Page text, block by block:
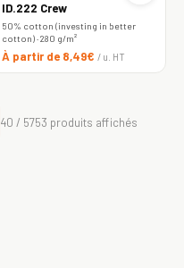
ID.222 Crew
50% cotton (investing in better
cotton) · 280 g/m²
À partir de 8,49€ / u. HT
40 / 5753 produits affichés